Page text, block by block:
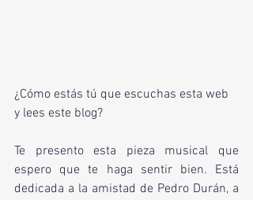
¿Cómo estás tú que escuchas esta web
y lees este blog?
Te presento esta pieza musical que
espero que te haga sentir bien. Está
dedicada a la amistad de Pedro Durán, a